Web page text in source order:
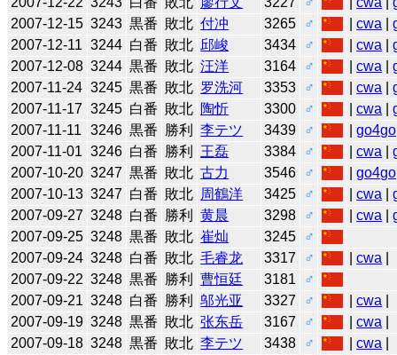
2007-12-15 3243 黒番 敗北 付冲 3265 ♂ |cwa |
2007-12-11 3244 白番 敗北 邱峻 3434 ♂ |cwa |
2007-12-08 3244 黒番 敗北 汪洋 3164 ♂ |cwa |
2007-11-24 3245 黒番 敗北 罗洗河 3353 ♂ |cwa |
2007-11-17 3245 白番 敗北 陶忻 3300 ♂ |cwa |
2007-11-11
3246 黒番 勝利 李テツ 3439 ♂ |go4go
2007-11-01 3246 白番 勝利 王磊 3384 ♂ |cwa |
2007-10-20 3247 黒番 敗北 古力 3546 ♂ |go4go
2007-10-13 3247 白番 敗北 周鶴洋 3425 ♂ |cwa |
2007-09-27 3248 白番 勝利 黄晨 3298 ♂ |cwa |
2007-09-25 3248 黒番 敗北 崔灿 3245
♂
2007-09-24 3248 白番 敗北 毛睿龙 3317 ♂ |cwa
2007-09-22 3248 黒番 勝利 曹恒廷 3181
♂
2007-09-21 3248 白番 勝利 邬光亚 3327 ♂ |cwa
2007-09-19 3248 黒番 敗北 张东岳 3167 ♂ |cwa
2007-09-18 3248 黒番 敗北 李テツ 3438 ♂ |cwa